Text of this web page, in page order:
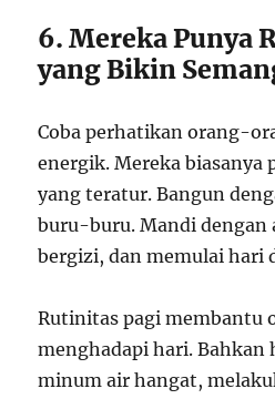
6. Mereka Punya
yang Bikin
Coba perhatikan orang-
energik. Mereka biasanya
yang teratur. Bangun
buru-buru. Mandi dengan
bergizi, dan memulai hari
Rutinitas pagi membantu
menghadapi hari. Bahkan
minum air hangat,